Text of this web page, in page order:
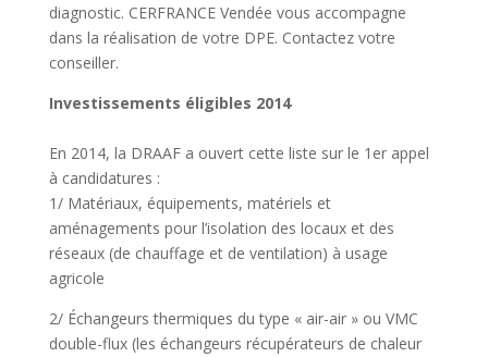
diagnostic. CERFRANCE Vendée vous accompagne
dans la réalisation de votre DPE. Contactez votre
conseiller.
Investissements éligibles 2014
En 2014, la DRAAF a ouvert cette liste sur le 1er appel
à candidatures :
1/ Matériaux, équipements, matériels et
aménagements pour l’isolation des locaux et des
réseaux (de chauffage et de ventilation) à usage
agricole
2/ Échangeurs thermiques du type « air-air » ou VMC
double-flux (les échangeurs récupérateurs de chaleur